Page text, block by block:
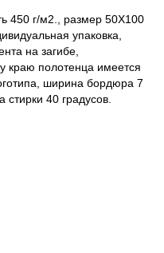
450 г/м2., размер 50Х100
упаковка,
на загибе,
краю полотенца имеется
ширина бордюра 7
40 градусов.